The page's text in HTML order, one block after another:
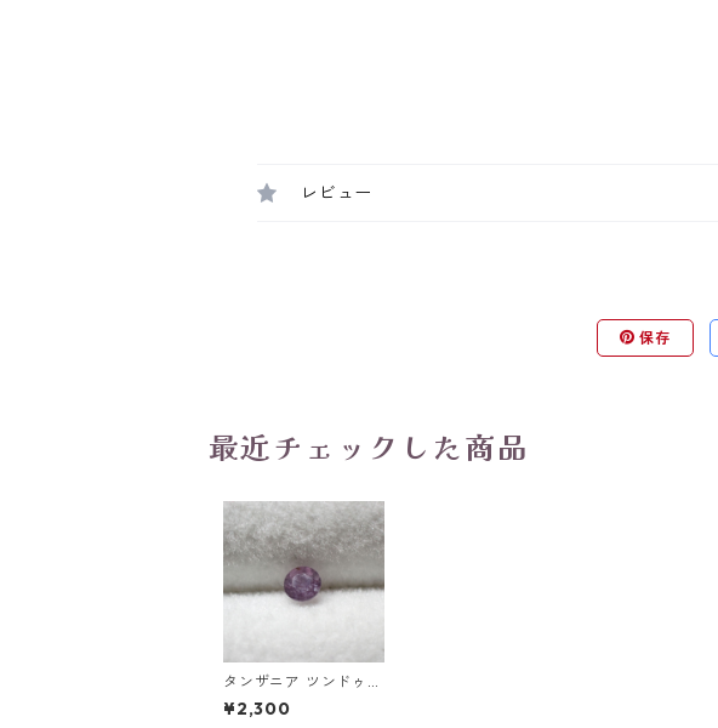
レビュー
保存
最近チェックした商品
タンザニア ツンドゥル
産非加熱シルキーサフ
ァイア ラウンドカット
¥2,300